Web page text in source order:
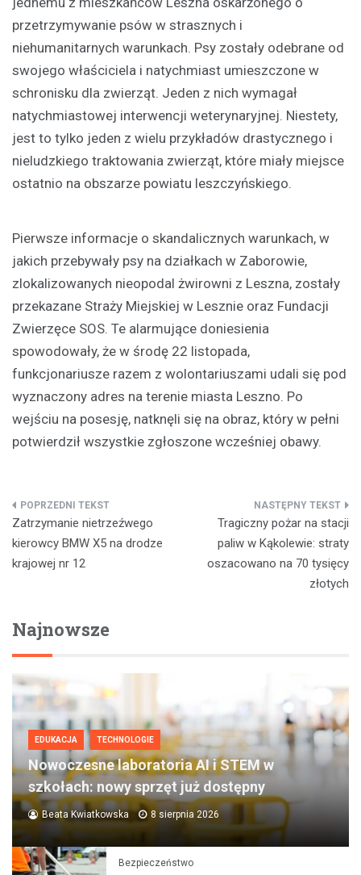
przetrzymywanie psów w strasznych i
niehumanitarnych warunkach. Psy zostały odebrane od
swojego właściciela i natychmiast umieszczone w
schronisku dla zwierząt. Jeden z nich wymagał
natychmiastowej interwencji weterynaryjnej. Niestety,
jest to tylko jeden z wielu przykładów drastycznego i
nieludzkiego traktowania zwierząt, które miały miejsce
ostatnio na obszarze powiatu leszczyńskiego.
Pierwsze informacje o skandalicznych warunkach, w
jakich przebywały psy na działkach w Zaborowie,
zlokalizowanych nieopodal żwirowni z Leszna, zostały
przekazane Straży Miejskiej w Lesznie oraz Fundacji
Zwierzęce SOS. Te alarmujące doniesienia
spowodowały, że w środę 22 listopada,
funkcjonariusze razem z wolontariuszami udali się pod
wyznaczony adres na terenie miasta Leszno. Po
wejściu na posesję, natknęli się na obraz, który w pełni
potwierdził wszystkie zgłoszone wcześniej obawy.
Nawigacja
wpisu
Zatrzymanie nietrzeźwego
kierowcy BMW X5 na drodze
krajowej nr 12
Tragiczny pożar na stacji
paliw w Kąkolewie: straty
oszacowano na 70 tysięcy
złotych
Najnowsze
EDUKACJA TECHNOLOGIE
Nowoczesne laboratoria AI i STEM w
szkołach: nowy sprzęt już dostępny
Beata Kwiatkowska 8 sierpnia 2026
Bezpieczeństwo